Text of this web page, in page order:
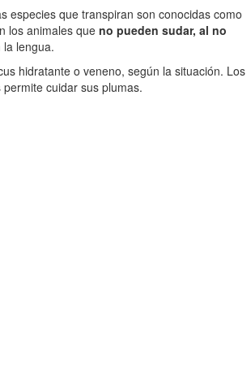
especies que transpiran son conocidas como
los animales que no pueden sudar, al no
lengua.
hidratante o veneno, según la situación. Los
cuidar sus plumas.